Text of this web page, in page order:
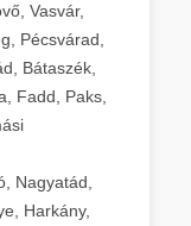
Vasvár,
Pécsvárad,
Bátaszék,
Fadd, Paks,
Nagyatád,
Harkány,